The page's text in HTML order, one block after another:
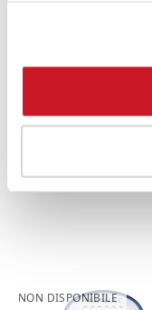
NON DISPONIBILE